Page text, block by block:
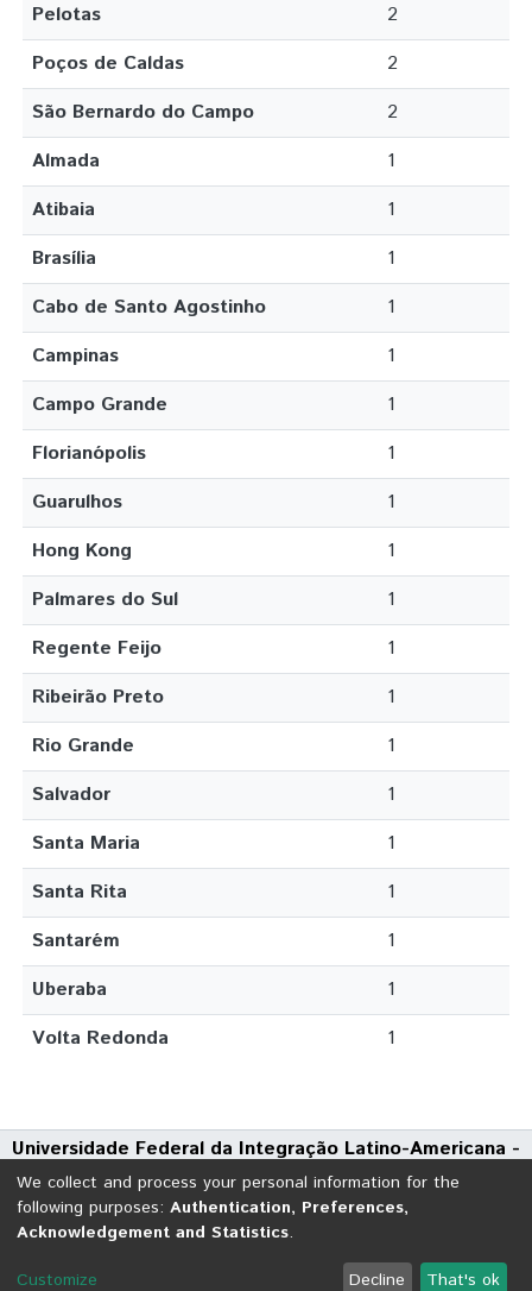
Pelotas
2
Poços de Caldas
2
São Bernardo do Campo
2
Almada
1
Atibaia
1
Brasília
1
Cabo de Santo Agostinho
1
Campinas
1
Campo Grande
1
Florianópolis
1
Guarulhos
1
Hong Kong
1
Palmares do Sul
1
Regente Feijo
1
Ribeirão Preto
1
Rio Grande
1
Salvador
1
Santa Maria
1
Santa Rita
1
Santarém
1
Uberaba
1
Volta Redonda
1
Universidade Federal da Integração Latino-Americana -
UNILA
Avenida Tarquínio Joslin dos Santos, 1000 - Polo Universitário
CEP: 85870-650 | Foz do Iguaçu - Paraná
DSpace software
copyright © 2002-2026 LYRASIS
We collect and process your personal information for the
following purposes: Authentication, Preferences,
Acknowledgement and Statistics.
Customize Decline That's ok